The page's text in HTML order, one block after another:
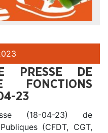
PRESSE DE
FONCTIONS
23
(18-04-23) de
(CFDT, CGT,